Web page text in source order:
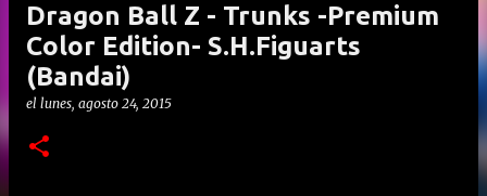
Dragon Ball Z - Trunks -Premium
Color Edition- S.H.Figuarts
(Bandai)
el lunes, agosto 24, 2015